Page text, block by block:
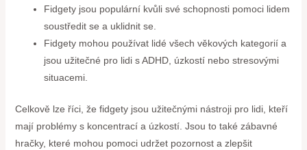
Fidgety jsou populární kvůli své schopnosti pomoci lidem
soustředit se a uklidnit se.
Fidgety mohou používat lidé všech věkových kategorií a
jsou užitečné pro lidi s ADHD, úzkostí nebo stresovými
situacemi.
Celkově lze říci, že fidgety jsou užitečnými nástroji pro lidi, kteří
mají problémy s koncentrací a úzkostí. Jsou to také zábavné
hračky, které mohou pomoci udržet pozornost a zlepšit